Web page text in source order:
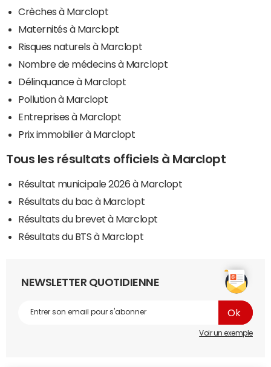
Crèches à Marclopt
Maternités à Marclopt
Risques naturels à Marclopt
Nombre de médecins à Marclopt
Délinquance à Marclopt
Pollution à Marclopt
Entreprises à Marclopt
Prix immobilier à Marclopt
Tous les résultats officiels à Marclopt
Résultat municipale 2026 à Marclopt
Résultats du bac à Marclopt
Résultats du brevet à Marclopt
Résultats du BTS à Marclopt
NEWSLETTER QUOTIDIENNE
Voir un exemple